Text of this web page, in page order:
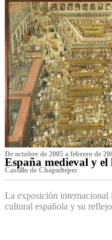
De octubre de 2005 a febrero de
España medieval y el
Castillo de Chapultepec
La exposición internacional
cultural española y su